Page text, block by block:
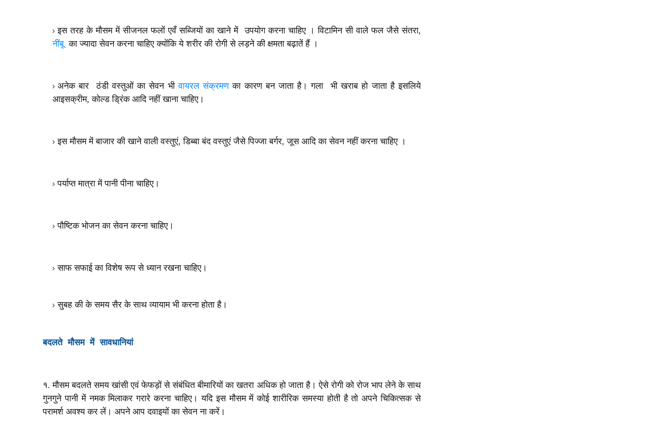
इस तरह के मौसम में सीजनल फलों एवँ सब्जियों का खाने में उपयोग करना चाहिए । विटामिन सी वाले फल जैसे संतरा,
नींबूका ज्यादा सेवन करना चाहिए क्योंकि ये शरीर की रोगी से लड़ने की क्षमता बढ़ातें हैं ।
अनेक बार ठंडी वस्तुओं का सेवन भीवायरल संक्रमणका कारण बन जाता है। गला भी खराब हो जाता है इसलिये
आइसक्रीम, कोल्ड ड्रिंक आदि नहीं खाना चाहिए।
इस मौसम में बाजार की खाने वाली वस्तुएं, डिब्बा बंद वस्तुएं जैसे पिज्जा बर्गर, जूस आदि का सेवन नहीं करना चाहिए ।
पर्याप्त मात्रा में पानी पीना चाहिए।
पौष्टिक भोजन का सेवन करना चाहिए।
साफ सफाई का विशेष रूप से ध्यान रखना चाहिए।
सुबह की के समय सैर के साथ व्यायाम भी करना होता है।
बदलते मौसम में सावधानियां
१. मौसम बदलते समय खांसी एवं फेफड़ों से संबंधित बीमारियों का खतरा अधिक हो जाता है। ऐसे रोगी को रोज भाप लेने के साथ
गुनगुने पानी में नमक मिलाकर गरारे करना चाहिए। यदि इस मौसम में कोई शारीरिक समस्या होती है तो अपने चिकित्सक से
परामर्श अवश्य कर लें। अपने आप दवाइयों का सेवन ना करें।